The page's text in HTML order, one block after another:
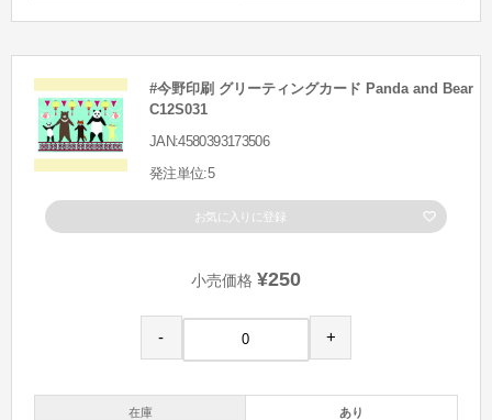
#今野印刷 グリーティングカード Panda and Bear
C12S031
JAN:4580393173506
発注単位:5
お気に入りに登録
小売価格 ¥250
- +
在庫 あり